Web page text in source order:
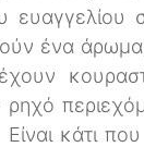
ένα
κάτι